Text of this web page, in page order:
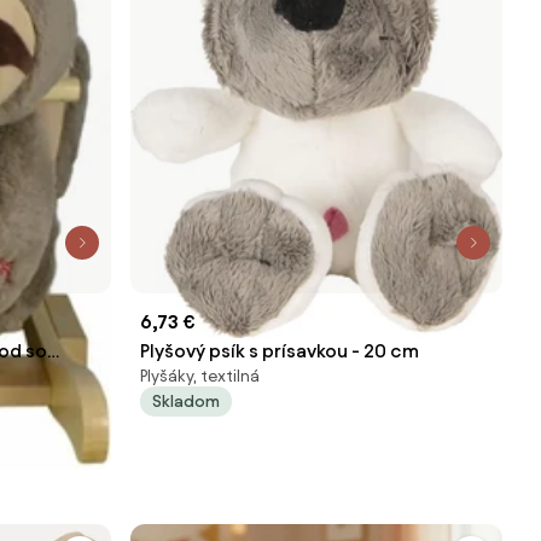
so
6,73 €
Plyšový psík s prísavkou - 20 cm
Plyšáky, textilná
Skladom